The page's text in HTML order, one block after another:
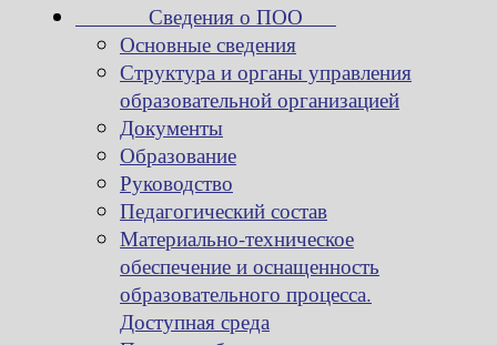
Сведения о ПОО
Основные сведения
Структура и органы управления
образовательной организацией
Документы
Образование
Руководство
Педагогический состав
Материально-техническое
обеспечение и оснащенность
образовательного процесса.
Доступная среда